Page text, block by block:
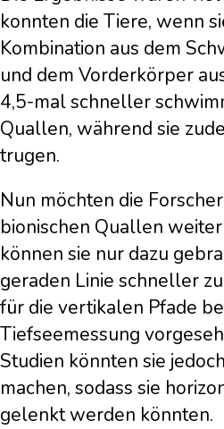
konnten die Tiere, wenn
Kombination aus dem
und dem Vorderkörper
4,5-mal schneller
Quallen, während sie
trugen.
Nun möchten die
bionischen Quallen
können sie nur dazu
geraden Linie schneller
für die vertikalen Pfade
Tiefseemessung
Studien könnten sie
machen, sodass sie
gelenkt werden könnten.